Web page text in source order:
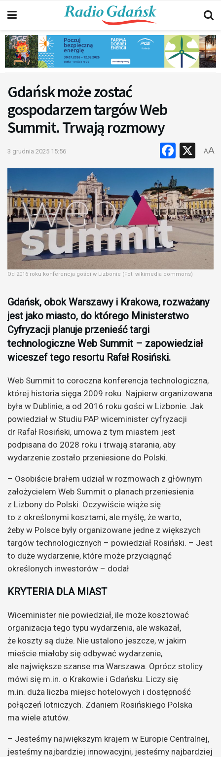
Gdańsk może zostać
gospodarzem targów Web
Summit. Trwają rozmowy
3 grudnia 2025 15:56 X
AA
Od 2016 roku konferencja gości w Lizbonie (Fot. wikimedia commons)
Gdańsk, obok Warszawy i Krakowa, rozważany
jest jako miasto, do którego Ministerstwo
Cyfryzacji planuje przenieść targi
technologiczne Web Summit – zapowiedział
wiceszef tego resortu Rafał Rosiński.
Web Summit to coroczna konferencja technologiczna,
której historia sięga 2009 roku. Najpierw organizowana
była w Dublinie, a od 2016 roku gości w Lizbonie. Jak
powiedział w Studiu PAP wiceminister cyfryzacji
dr Rafał Rosiński, umowa z tym miastem jest
podpisana do 2028 roku i trwają starania, aby
wydarzenie zostało przeniesione do Polski.
– Osobiście brałem udział w rozmowach z głównym
założycielem Web Summit o planach przeniesienia
z Lizbony do Polski. Oczywiście wiąże się
to z określonymi kosztami, ale myślę, że warto,
żeby w Polsce były organizowane jedne z większych
targów technologicznych – powiedział Rosiński. – Jest
to duże wydarzenie, które może przyciągnąć
określonych inwestorów – dodał
KRYTERIA DLA MIAST
Wiceminister nie powiedział, ile może kosztować
organizacja tego typu wydarzenia, ale wskazał,
że koszty są duże. Nie ustalono jeszcze, w jakim
mieście miałoby się odbywać wydarzenie,
ale największe szanse ma Warszawa. Oprócz stolicy
mówi się m.in. o Krakowie i Gdańsku. Liczy się
m.in. duża liczba miejsc hotelowych i dostępność
połączeń lotniczych. Zdaniem Rosińskiego Polska
ma wiele atutów.
– Jesteśmy największym krajem w Europie Centralnej,
jesteśmy najbardziej innowacyjni, jesteśmy najbardziej